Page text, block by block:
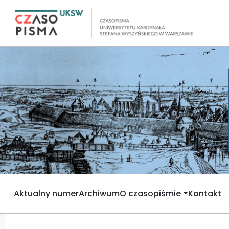
Aktualny numerArchiwumO czasopiśmie Kontakt